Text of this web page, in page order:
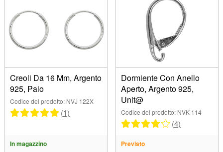
Creoli Da 16 Mm, Argento
925, Paio
Codice del prodotto: NVJ 122X
(1)
In magazzino
Dormiente Con Anello
Aperto, Argento 925,
Unit@
Codice del prodotto: NVK 114
(4)
Previsto